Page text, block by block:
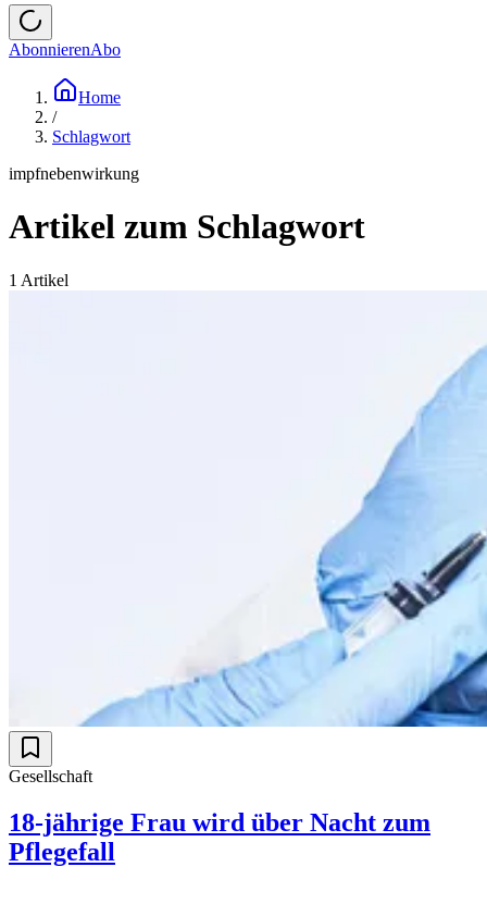
AbonnierenAbo
Home
/
Schlagwort
impfnebenwirkung
Artikel zum Schlagwort
1 Artikel
Gesellschaft
18-jährige Frau wird über Nacht zum
Pflegefall